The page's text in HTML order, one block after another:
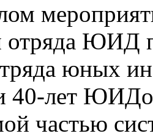
отряда ЮИД
юных
40-лет
частью